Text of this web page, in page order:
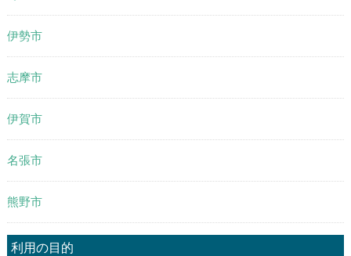
伊勢市
志摩市
伊賀市
名張市
熊野市
利用の目的